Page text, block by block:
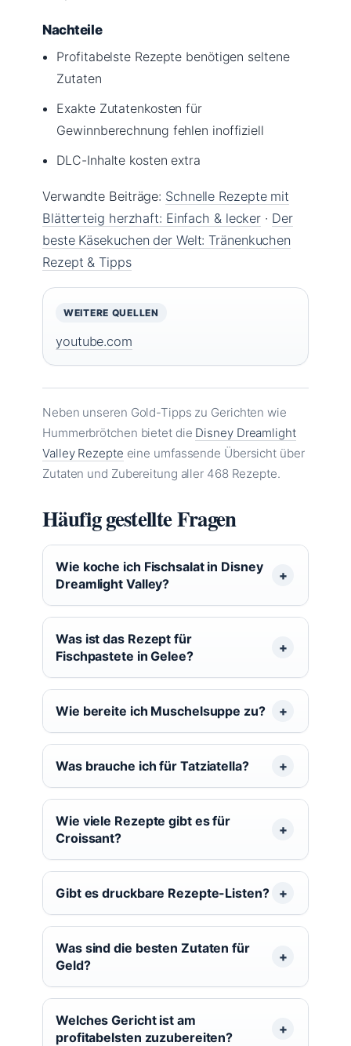
Nachteile
Profitabelste Rezepte benötigen seltene
Zutaten
Exakte Zutatenkosten für
Gewinnberechnung fehlen inoffiziell
DLC-Inhalte kosten extra
Verwandte Beiträge: Schnelle Rezepte mit
Blätterteig herzhaft: Einfach & lecker · Der
beste Käsekuchen der Welt: Tränenkuchen
Rezept & Tipps
WEITERE QUELLEN
youtube.com
Neben unseren Gold-Tipps zu Gerichten wie
Hummerbrötchen bietet die Disney Dreamlight
Valley Rezepte eine umfassende Übersicht über
Zutaten und Zubereitung aller 468 Rezepte.
Häufig gestellte Fragen
Wie koche ich Fischsalat in Disney
Dreamlight Valley?
Was ist das Rezept für
Fischpastete in Gelee?
Wie bereite ich Muschelsuppe zu?
Was brauche ich für Tatziatella?
Wie viele Rezepte gibt es für
Croissant?
Gibt es druckbare Rezepte-Listen?
Was sind die besten Zutaten für
Geld?
Welches Gericht ist am
profitabelsten zuzubereiten?